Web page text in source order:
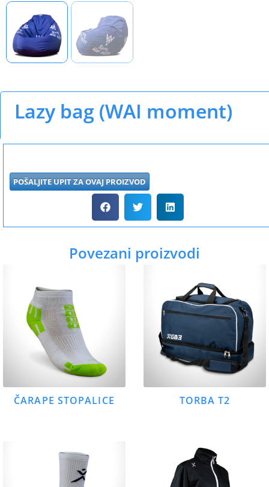
Lazy bag (WAI moment)
POŠALJITE UPIT ZA OVAJ PROIZVOD
Povezani proizvodi
ČARAPE STOPALICE TORBA T2